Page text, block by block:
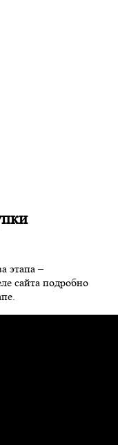
этапа –
сайта подробно